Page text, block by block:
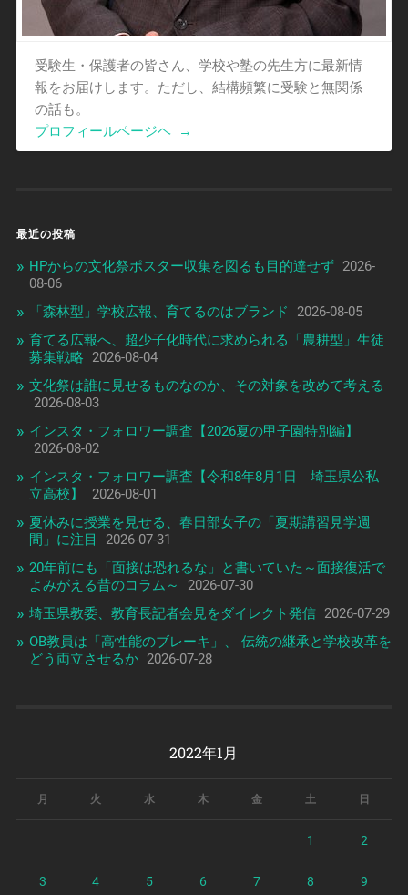
受験生・保護者の皆さん、学校や塾の先生方に最新情
報をお届けします。ただし、結構頻繁に受験と無関係
の話も。
プロフィールページヘ
→
最近の投稿
HPからの文化祭ポスター収集を図るも目的達せず 2026-
08-06
「森林型」学校広報、育てるのはブランド
2026-08-05
育てる広報へ、超少子化時代に求められる「農耕型」生徒
募集戦略
2026-08-04
文化祭は誰に見せるものなのか、その対象を改めて考える
2026-08-03
インスタ・フォロワー調査【2026夏の甲子園特別編】
2026-08-02
インスタ・フォロワー調査【令和8年8月1日 埼玉県公私
立高校】
2026-08-01
夏休みに授業を見せる、春日部女子の「夏期講習見学週
間」に注目
2026-07-31
20年前にも「面接は恐れるな」と書いていた～面接復活で
よみがえる昔のコラム～
2026-07-30
埼玉県教委、教育長記者会見をダイレクト発信 2026-07-29
OB教員は「高性能のブレーキ」、 伝統の継承と学校改革を
どう両立させるか 2026-07-28
2022年1月
月 火 水 木 金 土 日
1 2
3 4 5 6 7 8 9